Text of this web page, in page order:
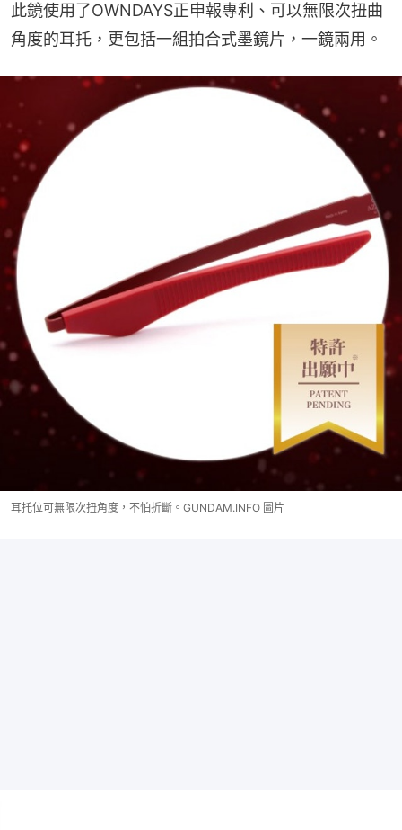
此鏡使用了OWNDAYS正申報專利、可以無限次扭曲
角度的耳托，更包括一組拍合式墨鏡片，一鏡兩用。
耳托位可無限次扭角度，不怕折斷。GUNDAM.INFO 圖片